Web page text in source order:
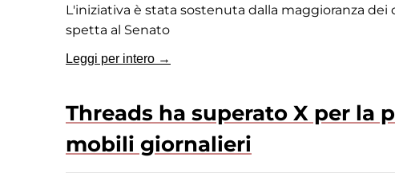
L'iniziativa è stata sostenuta dalla maggioranza
spetta al Senato
Leggi per intero →
Threads ha superato X per
mobili giornalieri